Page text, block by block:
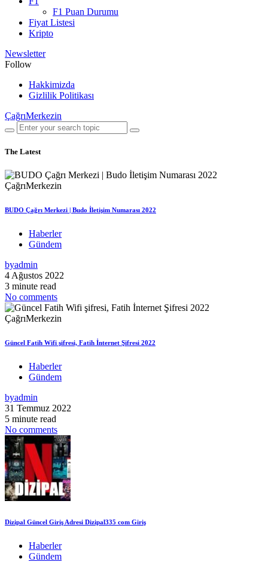
F1 Puan Durumu
Fiyat Listesi
Kripto
Newsletter
Follow
Hakkimizda
Gizlilik Politikası
ÇağrıMerkezin
The Latest
BUDO Çağrı Merkezi | Budo İletişim Numarası 2022
Haberler
Gündem
byadmin
4 Ağustos 2022
3 minute read
No comments
Güncel Fatih Wifi şifresi, Fatih İnternet Şifresi 2022
Haberler
Gündem
byadmin
31 Temmuz 2022
5 minute read
No comments
Dizipal Güncel Giriş Adresi Dizipal335 com Giriş
Haberler
Gündem